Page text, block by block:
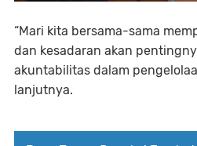
“Mari kita bersama-sama
dan kesadaran akan
akuntabilitas dalam
lanjutnya.